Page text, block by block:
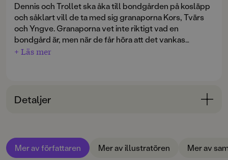
Dennis och Trollet ska åka till bondgården på kosläpp
och såklart vill de ta med sig granaporna Kors, Tvärs
och Yngve. Granaporna vet inte riktigt vad en
bondgård är, men när de får höra att det vankas
matsäck vill de absolut följa med. Matsäck är nämligen
genast prata med djuren på gården. Vad tycker hönsen
om bonden egentligen, och varför är korna så otåliga?
Häng med granaporna Kors, Tvärs och Yngve på ett
+ Läs mer
Detaljer
ÅLDERSGRUPP
6-9
Mer av författaren Mer av illustratören Mer av